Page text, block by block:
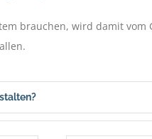
brauchen, wird damit